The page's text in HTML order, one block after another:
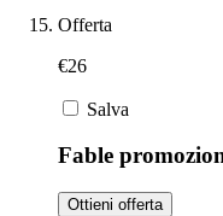
Offerta
€26
Salva
Fable
Ottieni offerta